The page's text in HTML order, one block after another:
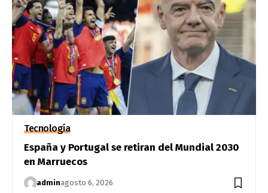
Tecnología
España y Portugal se retiran del Mundial 2030
en Marruecos
adminagosto 6, 2026